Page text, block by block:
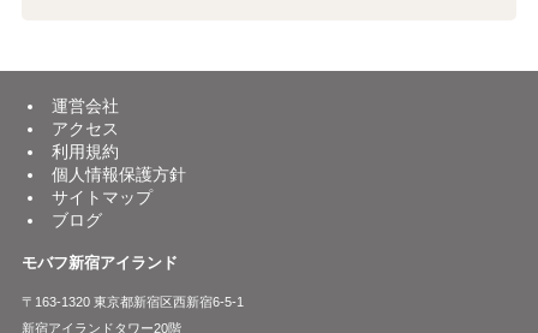
運営会社
アクセス
利用規約
個人情報保護方針
サイトマップ
ブログ
モバフ新宿アイランド
〒163-1320 東京都新宿区西新宿6-5-1
新宿アイランドタワー20階